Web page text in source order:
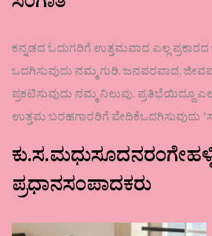
ಕನ್ನಡದ ಓದುಗರಿಗೆ ಉತ್ತಮವಾದ ಎಲ್ಲ
ಒದಗಿಸುವುದು ನಮ್ಮ ಗುರಿ. ಜನಪರವಾದ,
ಪ್ರಕಟಿಸುವುದು ನಮ್ಮ ನಿಲುವು.
ಉತ್ತಮ ಬರಹಗಾರರಿಗೆ ವೇದಿಕೆಒದಗಿಸುವುದು
ಪ್ರಧಾನಸಂಪಾದಕರು